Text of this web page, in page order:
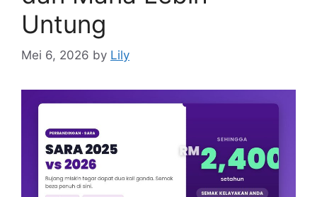
Untung
Mei 6, 2026 by Lily